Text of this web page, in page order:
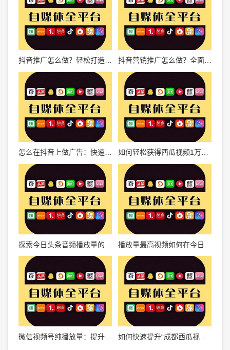
抖音推广怎么做？轻松打造高效引流策略 抖音营销推广怎么做？全面指南带你玩转短视频营销
怎么在抖音上做广告：快速提升品牌知名度的秘密武器 如何轻松获得西瓜视频1万播放量：从小白到流量达人
微信视频号纯播放量：提升品牌曝光与用户增长的秘诀